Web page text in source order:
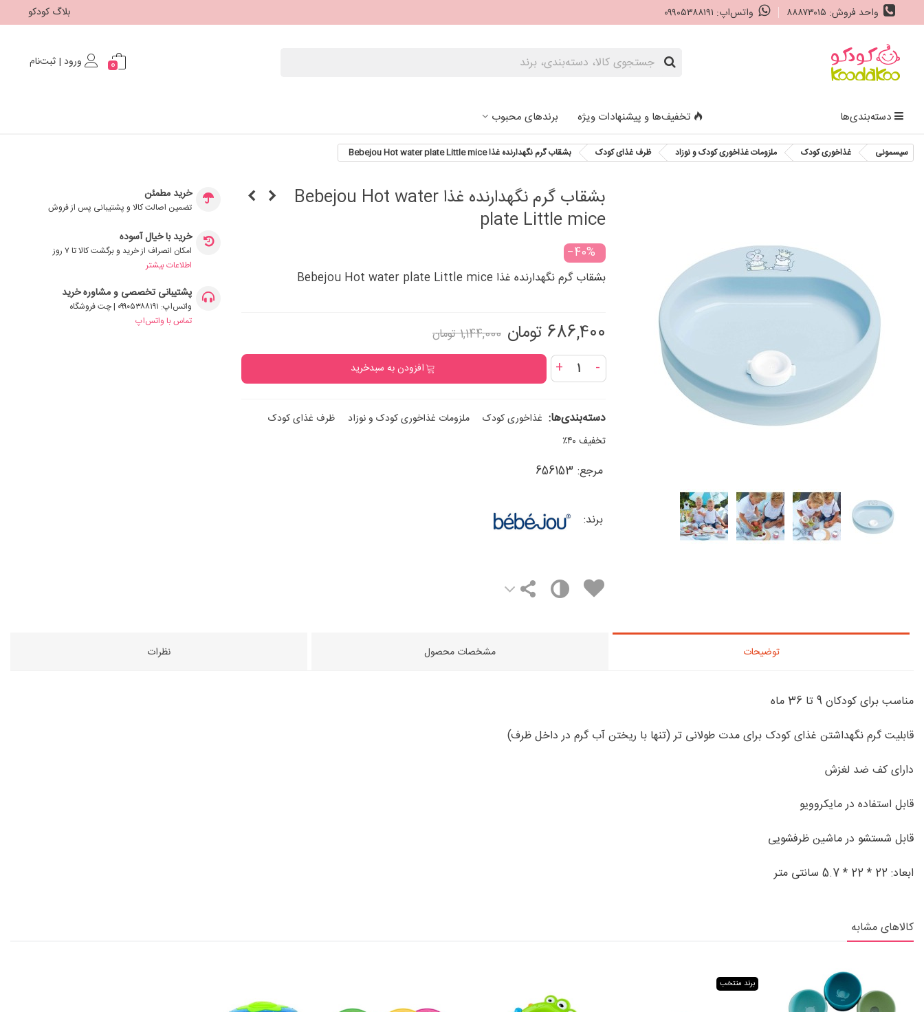
واحد فروش: ۸۸۸۷۳۰۱۵ واتس‌اپ: ۰۹۹۰۵۳۸۸۱۹۱ بلاگ کودکو
0 ورود | ثبت‌نام
دسته‌بندی‌ها تخفیف‌ها و پیشنهادات ویژه برندهای محبوب
سیسمونی غذاخوری کودک ملزومات غذاخوری کودک و نوزاد ظرف غذای کودک بشقاب گرم نگهدارنده غذا Bebejou Hot water plate Little mice
بشقاب گرم نگهدارنده غذا Bebejou Hot water
plate Little mice
‎−40%
بشقاب گرم نگهدارنده غذا Bebejou Hot water plate Little mice
686,400 تومان 1,144,000 تومان
-
+ افزودن به سبدخرید
دسته‌بندی‌ها: غذاخوری کودک ملزومات غذاخوری کودک و نوزاد
ظرف غذای کودک
تخفیف ۴۰٪
مرجع: 656153
برند:
خرید مطمئن
تضمین اصالت کالا و پشتیبانی پس از فروش
خرید با خیال آسوده
امکان انصراف از خرید و برگشت کالا تا ۷ روز
اطلاعات بیشتر
پشتیبانی تخصصی و مشاوره خرید
واتس‌اپ: ۰۹۹۰۵۳۸۸۱۹۱ | چت فروشگاه
تماس با واتس‌اپ
توضیحات مشخصات محصول نظرات
مناسب برای کودکان 9 تا 36 ماه
قابلیت گرم نگهداشتن غذای کودک برای مدت طولانی تر (تنها با ریختن آب گرم در داخل ظرف)
دارای کف ضد لغزش
قابل استفاده در مایکروویو
قابل شستشو در ماشین ظرفشویی
ابعاد: 22 * 22 * 5.7 سانتی متر
کالاهای مشابه
برند منتخب